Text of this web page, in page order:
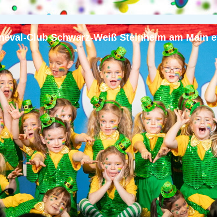
Club Schwarz-Weiß Steinheim am Main